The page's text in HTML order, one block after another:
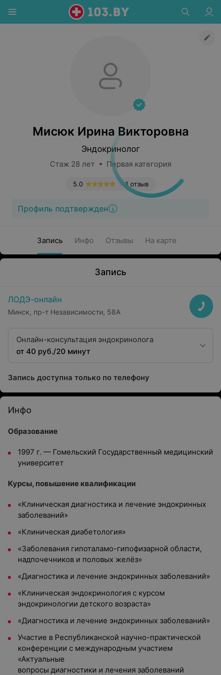
Мисюк Ирина Викторовна
Эндокринолог
Стаж 28 лет • Первая категория
1 отзыв
5.0
Профиль подтвержден
Запись Инфо Отзывы На карте
Запись
ЛОДЭ-онлайн
Минск, пр-т Независимости, 58А
Онлайн-консультация эндокринолога
от 40 руб./20 минут
Запись доступна только по телефону
Инфо
Образование
1997 г. — Гомельский Государственный медицинский
университет
Курсы, повышение квалификации
«Клиническая диагностика и лечение эндокринных
заболеваний»
«Клиническая диабетология»
«Заболевания гипоталамо-гипофизарной области,
надпочечников и половых желёз»
«Диагностика и лечение эндокринных заболеваний»
«Клиническая эндокринология с курсом
эндокринологии детского возраста»
«Диагностика и лечение эндокринных заболеваний»
Участие в Республиканской научно-практической
конференции с международным участием
«Актуальные
вопросы диагностики и лечения заболеваний